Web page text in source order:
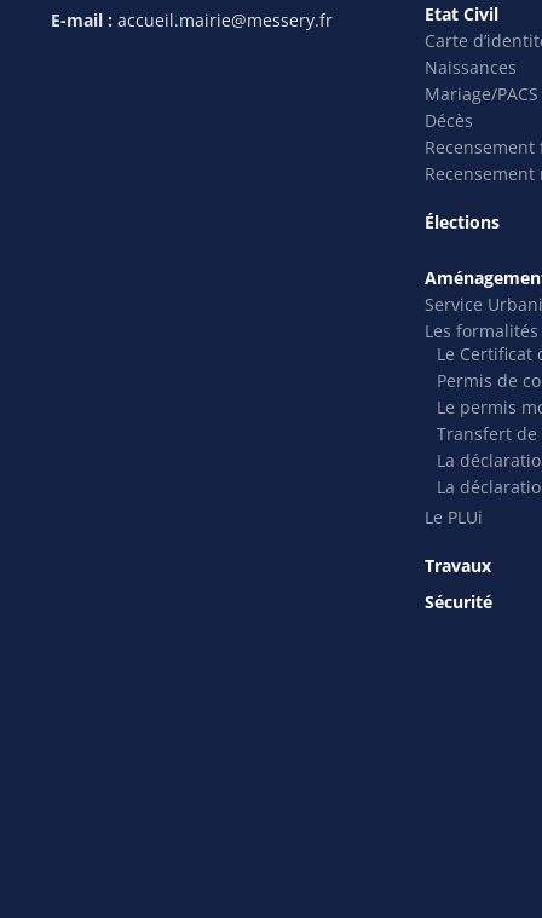
E-mail : accueil.mairie@messery.fr
Etat Civil
Carte
Naissances
Mariage/PACS
Décès
Élections
Service
Les
Le Certificat
Permis de
Le permis
Transfert de
La
La
Le PLUi
Travaux
Sécurité